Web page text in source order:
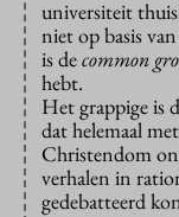
universiteit
niet op basis
is decommon
hebt.
Het grappige is
dat helemaal
Christendom
verhalen in
gedebatteerd